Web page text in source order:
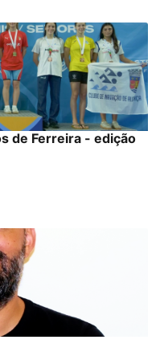
de Ferreira - edição